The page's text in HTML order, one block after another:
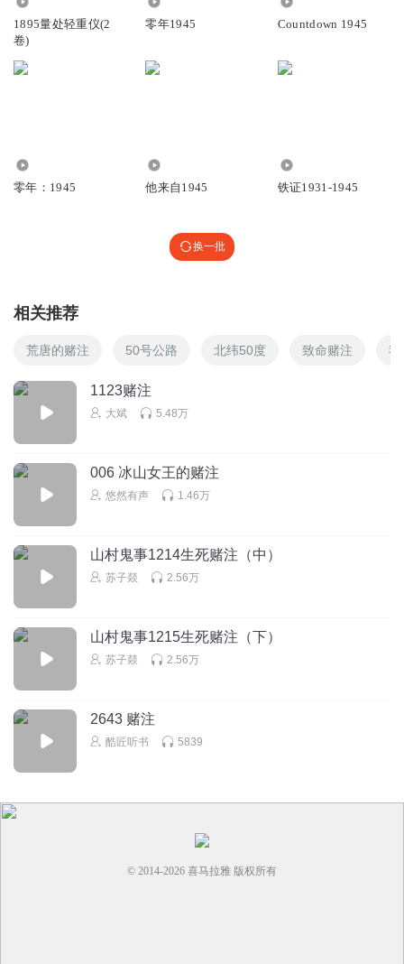
1895量处轻重仪(2
卷)
零年1945 Countdown 1945
零年：1945 他来自1945 铁证1931-1945
换一批
相关推荐
荒唐的赌注 50号公路 北纬50度 致命赌注 我
1123赌注
大斌 5.48万
006 冰山女王的赌注
悠然有声 1.46万
山村鬼事1214生死赌注（中）
苏子燚 2.56万
山村鬼事1215生死赌注（下）
苏子燚 2.56万
2643 赌注
酷匠听书 5839
© 2014-2026 喜马拉雅 版权所有